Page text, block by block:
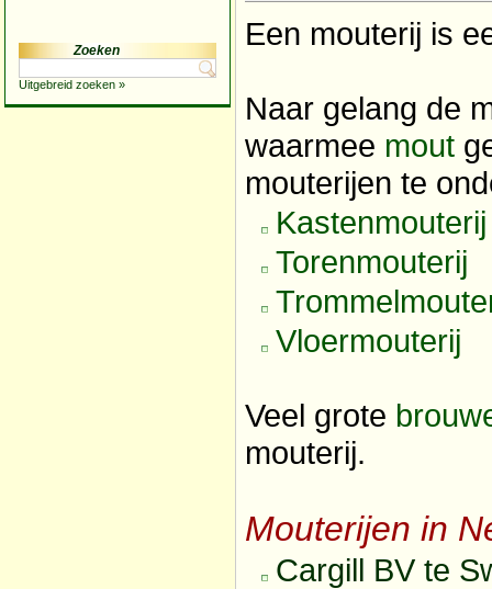
Zoeken
Uitgebreid zoeken »
Een mouterij is
Naar gelang de
waarmee mout
mouterijen te
Kastenmouterij
Torenmouterij
Vloermouterij
Veel grote
mouterij.
Mouterijen in
Cargill BV te